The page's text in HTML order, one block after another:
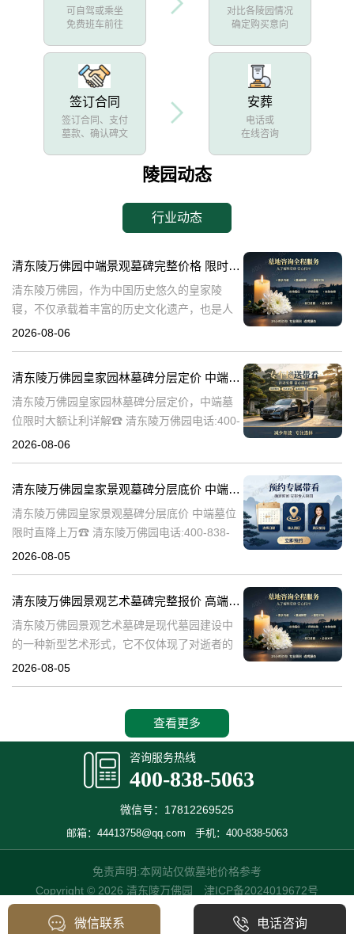
可自驾或乘坐
免费班车前往
对比各陵园情况
确定购买意向
签订合同
签订合同、支付
墓款、确认碑文
安葬
电话或
在线咨询
陵园动态
行业动态
清东陵万佛园中端景观墓碑完整价格 限时减免多年管理费详解
清东陵万佛园，作为中国历史悠久的皇家陵
寝，不仅承载着丰富的历史文化遗产，也是人
们缅怀先人、寄托哀思的重要场所。近年来，
清
2026-08-06
清东陵万佛园皇家园林墓碑分层定价 中端墓位限时大额让利详解
清东陵万佛园皇家园林墓碑分层定价，中端墓
位限时大额让利详解☎ 清东陵万佛园电话:400-
838-5063清东陵万佛园，作为中国历史上著名
2026-08-06
清东陵万佛园皇家景观墓碑分层底价 中端墓位限时直降上万
清东陵万佛园皇家景观墓碑分层底价 中端墓位
限时直降上万☎ 清东陵万佛园电话:400-838-
5063清东陵万佛园，作为中国历史上著名的皇
2026-08-05
清东陵万佛园景观艺术墓碑完整报价 高端墓型大额直降活动详解
清东陵万佛园景观艺术墓碑是现代墓园建设中
的一种新型艺术形式，它不仅体现了对逝者的
尊重和缅怀，更是一种文化艺术的传承。本文
2026-08-05
查看更多
咨询服务热线
400-838-5063
微信号：17812269525
邮箱：44413758@qq.com 手机：400-838-5063
免责声明:本网站仅做墓地价格参考
Copyright © 2026 清东陵万佛园 津ICP备2024019672号
微信联系 电话咨询